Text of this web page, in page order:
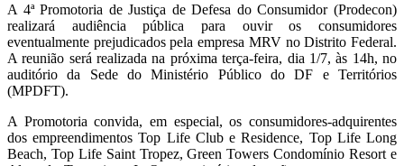
A 4ª Promotoria de Justiça de Defesa do Consumidor (Prodecon)
realizará audiência pública para ouvir os consumidores
eventualmente prejudicados pela empresa MRV no Distrito Federal.
A reunião será realizada na próxima terça-feira, dia 1/7, às 14h, no
auditório da Sede do Ministério Público do DF e Territórios
(MPDFT).
A Promotoria convida, em especial, os consumidores-adquirentes
dos empreendimentos Top Life Club e Residence, Top Life Long
Beach, Top Life Saint Tropez, Green Towers Condomínio Resort e